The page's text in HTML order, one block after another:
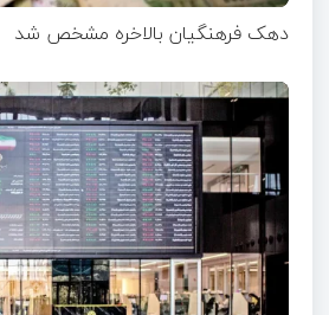
دهک فرهنگیان بالاخره مشخص شد